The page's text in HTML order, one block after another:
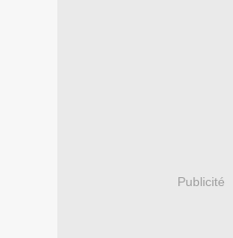
Publicité